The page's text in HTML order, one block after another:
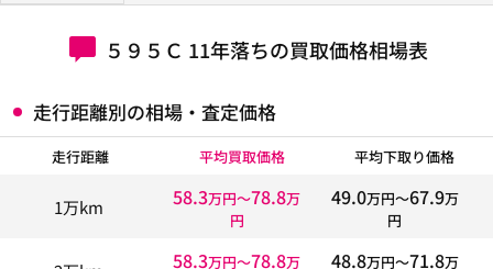
５９５Ｃ 11年落ちの買取価格相場表
走行距離別の相場・査定価格
走行距離 平均買取価格 平均下取り価格
1万km 58.3万円〜78.8万
円
49.0万円〜67.9万
円
58.3万円〜78.8万
48.8万円〜71.8万